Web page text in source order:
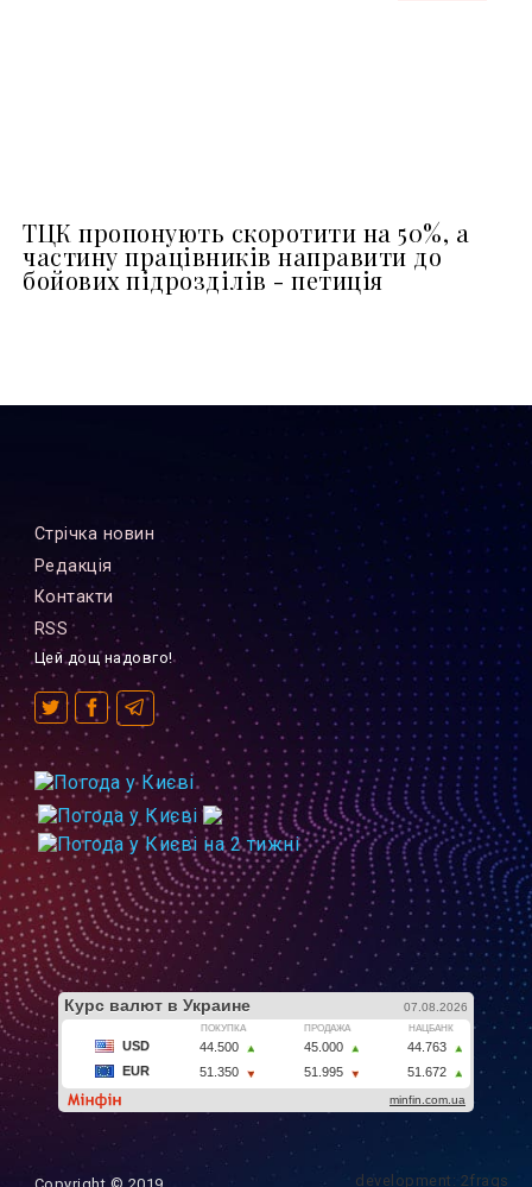
ТЦК пропонують скоротити на 50%, а
частину працівників направити до
бойових підрозділів - петиція
Стрiчка новин
Редакцiя
Контакти
RSS
Цей дощ надовго!
development: 2frags